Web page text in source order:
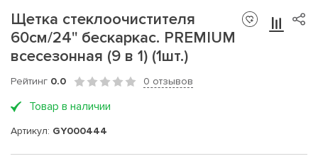
Щетка стеклоочистителя
60см/24'' бескаркас. PREMIUM
всесезонная (9 в 1) (1шт.)
Рейтинг 0.0 0 отзывов
Товар в наличии
Артикул: GY000444